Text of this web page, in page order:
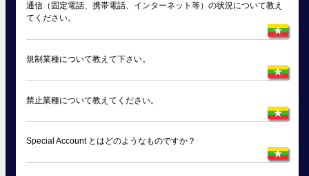
通信（固定電話、携帯電話、インターネット等）の状況について教え
てください。
規制業種について教えて下さい。
禁止業種について教えてください。
Special Account とはどのようなものですか？